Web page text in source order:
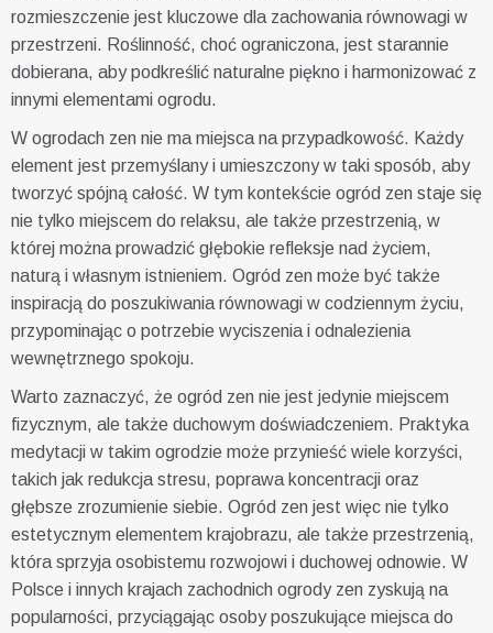
rozmieszczenie jest kluczowe dla zachowania równowagi w
przestrzeni. Roślinność, choć ograniczona, jest starannie
dobierana, aby podkreślić naturalne piękno i harmonizować z
innymi elementami ogrodu.
W ogrodach zen nie ma miejsca na przypadkowość. Każdy
element jest przemyślany i umieszczony w taki sposób, aby
tworzyć spójną całość. W tym kontekście ogród zen staje się
nie tylko miejscem do relaksu, ale także przestrzenią, w
której można prowadzić głębokie refleksje nad życiem,
naturą i własnym istnieniem. Ogród zen może być także
inspiracją do poszukiwania równowagi w codziennym życiu,
przypominając o potrzebie wyciszenia i odnalezienia
wewnętrznego spokoju.
Warto zaznaczyć, że ogród zen nie jest jedynie miejscem
fizycznym, ale także duchowym doświadczeniem. Praktyka
medytacji w takim ogrodzie może przynieść wiele korzyści,
takich jak redukcja stresu, poprawa koncentracji oraz
głębsze zrozumienie siebie. Ogród zen jest więc nie tylko
estetycznym elementem krajobrazu, ale także przestrzenią,
która sprzyja osobistemu rozwojowi i duchowej odnowie. W
Polsce i innych krajach zachodnich ogrody zen zyskują na
popularności, przyciągając osoby poszukujące miejsca do